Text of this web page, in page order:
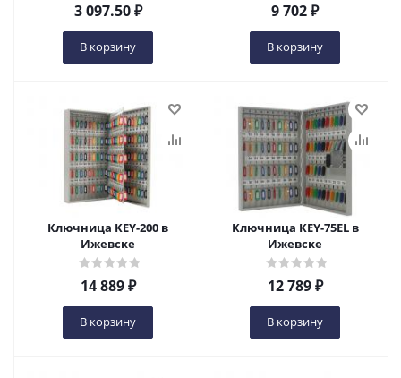
3 097.50₽
В корзину
9 702₽
В корзину
Ключница KEY-200 в
Ижевске
14 889₽
В корзину
Ключница KEY-75EL в
Ижевске
12 789₽
В корзину